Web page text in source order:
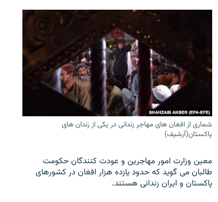
صفحه
'کووید-۱۹'
تماس
صفحه پشتو
Azadi English
همۀ سایت‌های رادیو آزادی/ رادیو اروپای آزاد
شماری از افغان های مهاجر زندانی در یکی از زندان های
پاکستان(آرشیف)
معین وزارت امور مهاجرین و عودت کنندگان حکومت
طالبان می گوید که حدود یازده هزار افغان در کشورهای
پاکستان و ایران زندانی هستند.